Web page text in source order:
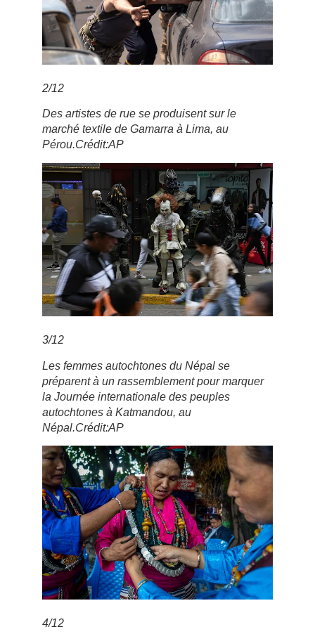
2/12
Des artistes de rue se produisent sur le
marché textile de Gamarra à Lima, au
Pérou.Crédit:AP
3/12
Les femmes autochtones du Népal se
préparent à un rassemblement pour marquer
la Journée internationale des peuples
autochtones à Katmandou, au
Népal.Crédit:AP
4/12